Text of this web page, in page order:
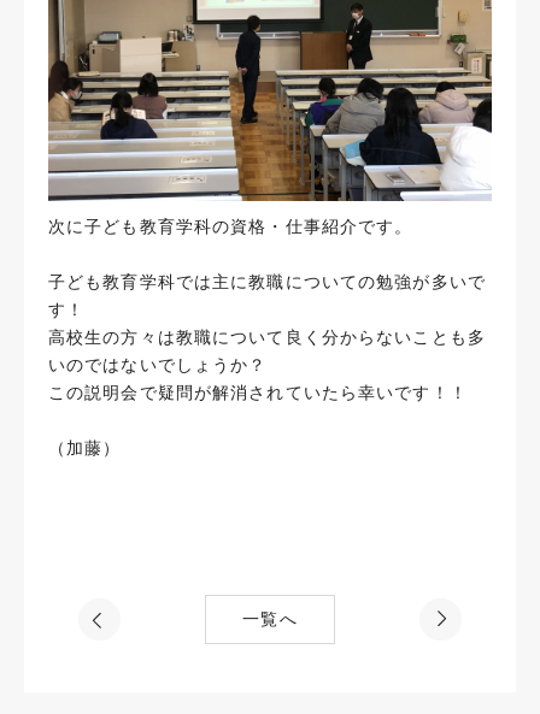
次に子ども教育学科の資格・仕事紹介です。
子ども教育学科では主に教職についての勉強が多いで
す！
高校生の方々は教職について良く分からないことも多
いのではないでしょうか？
この説明会で疑問が解消されていたら幸いです！！
（加藤）
一覧へ